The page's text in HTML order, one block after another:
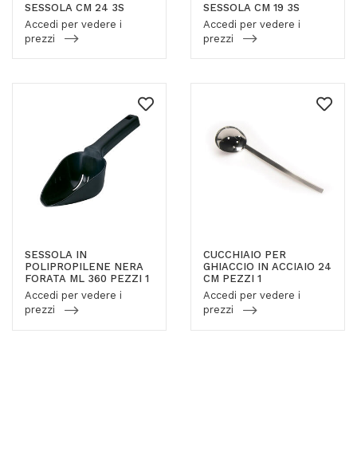
SESSOLA CM 24 3S
Accedi per vedere i
prezzi
SESSOLA CM 19 3S
Accedi per vedere i
prezzi
SESSOLA IN
POLIPROPILENE NERA
FORATA ML 360 PEZZI 1
Accedi per vedere i
prezzi
CUCCHIAIO PER
GHIACCIO IN ACCIAIO 24
CM PEZZI 1
Accedi per vedere i
prezzi